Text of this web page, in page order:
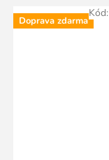
Doprava zdarma
Kód: